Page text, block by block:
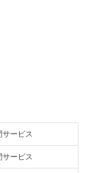
サービス
サービス